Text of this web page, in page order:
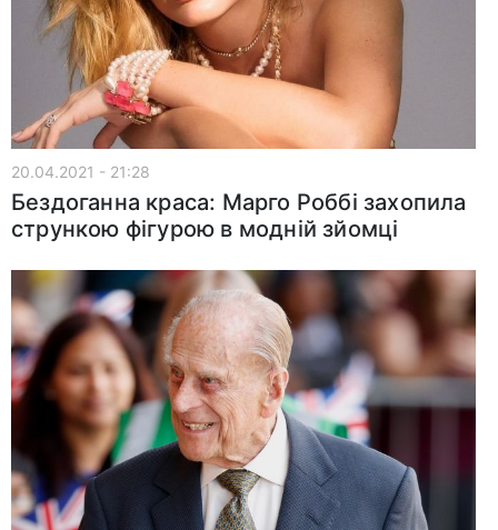
20.04.2021 - 21:28
Бездоганна краса: Марго Роббі захопила
стрункою фігурою в модній зйомці